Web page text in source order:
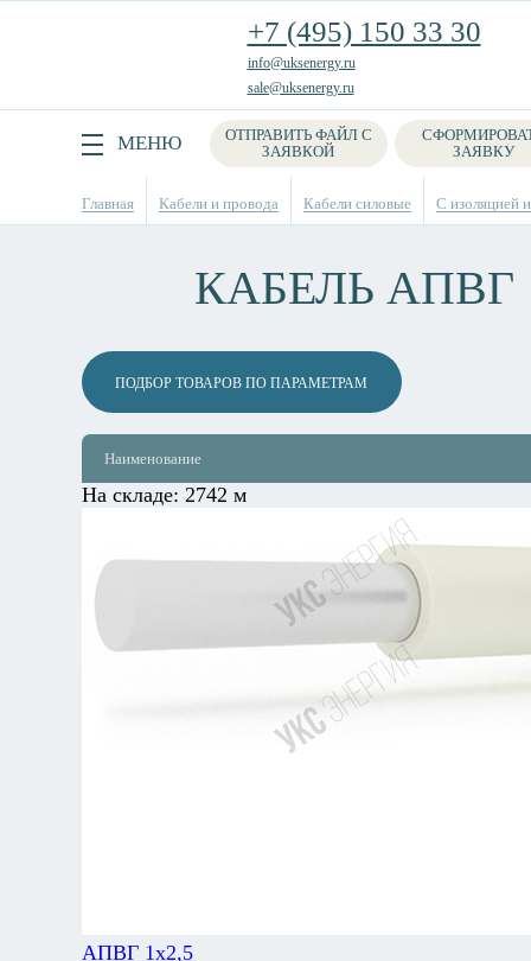
+7 (495) 150 33 30
info@uksenergy.ru
sale@uksenergy.ru
МЕНЮ
ОТПРАВИТЬ ФАЙЛ С
ЗАЯВКОЙ
ЗАЯВКУ
Поиск
Главная Кабели и провода Кабели силовые С изоляцией
КАБЕЛЬ АПВГ
ПОДБОР ТОВАРОВ ПО ПАРАМЕТРАМ
Наименование
На складе: 2742 м
АПВГ 1х2,5